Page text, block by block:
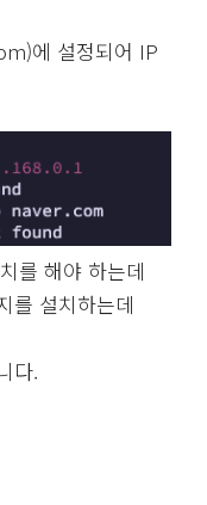
에 설정되어 IP
를 해야 하는데
를 설치하는데
다.